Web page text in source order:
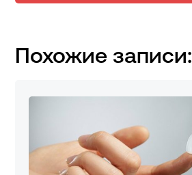
Похожие записи: